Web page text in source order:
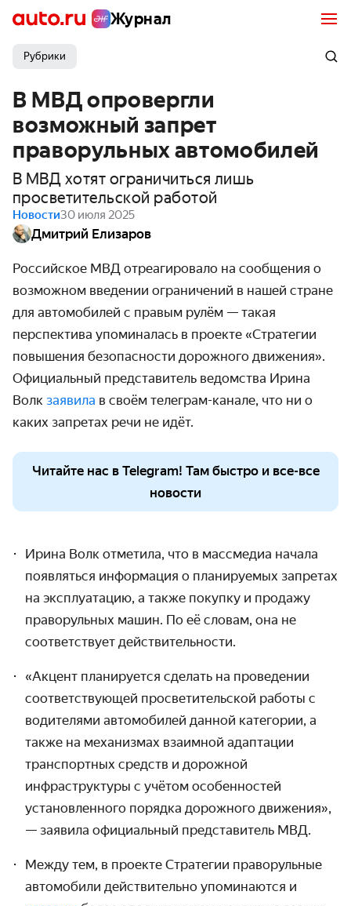
Журнал
Рубрики
В МВД опровергли
возможный запрет
праворульных автомобилей
В МВД хотят ограничиться лишь
просветительской работой
Новости30 июля 2025
Дмитрий Елизаров
Российское МВД отреагировало на сообщения о
возможном введении ограничений в нашей стране
для автомобилей с правым рулём — такая
перспектива упоминалась в проекте «Стратегии
повышения безопасности дорожного движения».
Официальный представитель ведомства Ирина
Волк заявила в своём телеграм-канале, что ни о
каких запретах речи не идёт.
Читайте нас в Telegram! Там быстро и все-все
новости
Ирина Волк отметила, что в массмедиа начала
появляться информация о планируемых запретах
на эксплуатацию, а также покупку и продажу
праворульных машин. По её словам, она не
соответствует действительности.
«Акцент планируется сделать на проведении
соответствующей просветительской работы с
водителями автомобилей данной категории, а
также на механизмах взаимной адаптации
транспортных средств и дорожной
инфраструктуры с учётом особенностей
установленного порядка дорожного движения»,
— заявила официальный представитель МВД.
Между тем, в проекте Стратегии праворульные
автомобили действительно упоминаются и